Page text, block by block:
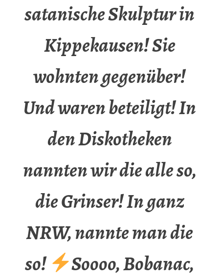
satanische Skulptur in
Kippekausen! Sie
wohnten gegenüber!
Und waren beteiligt! In
den Diskotheken
nannten wir die alle so,
die Grinser! In ganz
NRW, nannte man die
so!
Soooo, Bobanac,